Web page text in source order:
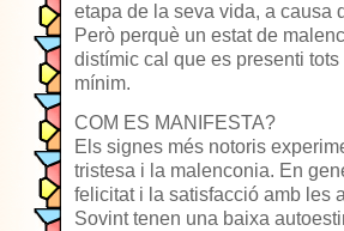
etapa de la seva vida, a causa
Però perquè un estat de
distímic cal que es presenti
mínim.
COM ES MANIFESTA?
Els signes més notoris
tristesa i la malenconia. En
felicitat i la satisfacció amb les
Sovint tenen una baixa